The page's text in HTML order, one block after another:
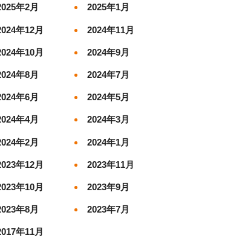
年2月 2025年1月
年12月 2024年11月
年10月 2024年9月
年8月 2024年7月
年6月 2024年5月
年4月 2024年3月
年2月 2024年1月
年12月 2023年11月
年10月 2023年9月
年8月 2023年7月
年11月